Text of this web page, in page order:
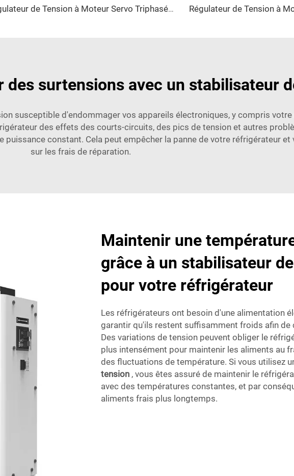
Régulateur de Tension à Moteur Servo Triphasé Série TNSB
surtensions avec un stabilisateur
susceptible d'endommager vos appareils électroniques, y compris votre
des effets des courts-circuits, des pics de tension et autres
constant. Cela peut empêcher la panne de votre réfrigérateur
sur les frais de réparation.
Maintenir une
grâce à un stabilisateur
pour votre réfrigérateur
Les réfrigérateurs ont besoin d'une alimentation
garantir qu'ils restent suffisamment froids afin de
Des variations de tension peuvent obliger le
plus intensément pour maintenir les aliments au
des fluctuations de température. Si vous utilisez
tension , vous êtes assuré de maintenir le
avec des températures constantes, et par
aliments frais plus longtemps.